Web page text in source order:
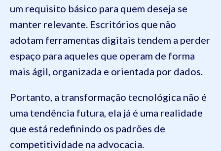
um requisito básico para quem deseja se
manter relevante. Escritórios que não
adotam ferramentas digitais tendem a perder
espaço para aqueles que operam de forma
mais ágil, organizada e orientada por dados.
Portanto, a transformação tecnológica não é
uma tendência futura, ela já é uma realidade
que está redefinindo os padrões de
competitividade na advocacia.